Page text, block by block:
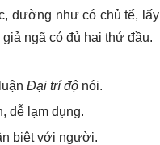
dường như có chủ tể, lấy
ngã có đủ hai thứ đầu.
Đại trí độ nói.
dễ lạm dụng.
biệt với người.